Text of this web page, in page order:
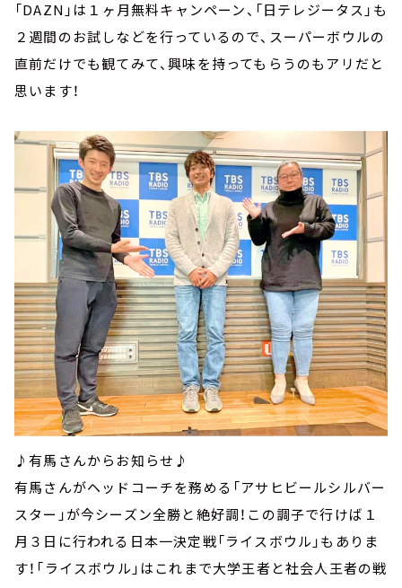
「DAZN」は１ヶ月無料キャンペーン、「日テレジータス」も
２週間のお試しなどを行っているので、スーパーボウルの
直前だけでも観てみて、興味を持ってもらうのもアリだと
思います！
♪有馬さんからお知らせ♪
有馬さんがヘッドコーチを務める「アサヒビールシルバー
スター」が今シーズン全勝と絶好調！この調子で行けば１
月３日に行われる日本一決定戦「ライスボウル」もありま
す！「ライスボウル」はこれまで大学王者と社会人王者の戦